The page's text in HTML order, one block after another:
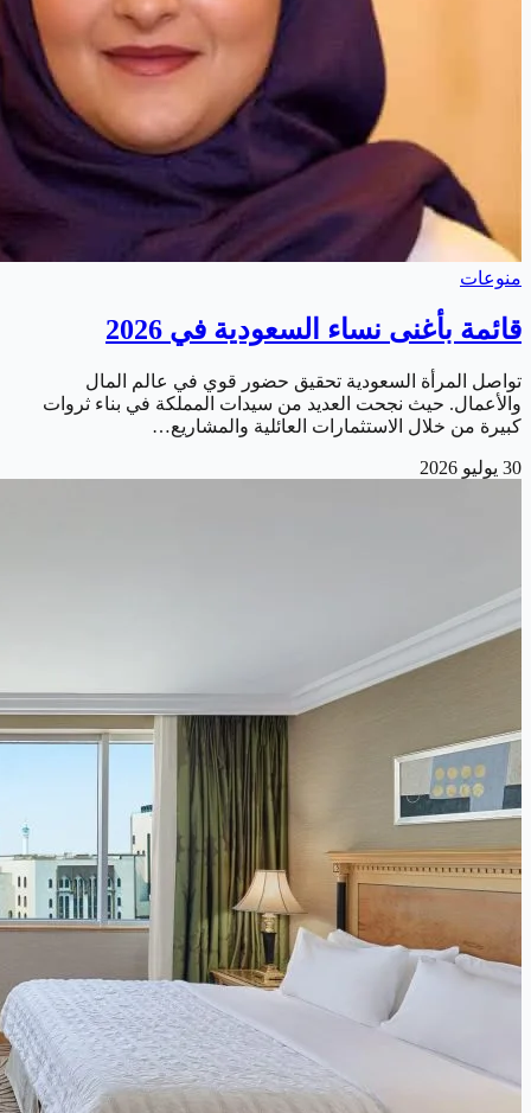
منوعات
قائمة بأغنى نساء السعودية في 2026
تواصل المرأة السعودية تحقيق حضور قوي في عالم المال
والأعمال. حيث نجحت العديد من سيدات المملكة في بناء ثروات
كبيرة من خلال الاستثمارات العائلية والمشاريع…
30 يوليو 2026